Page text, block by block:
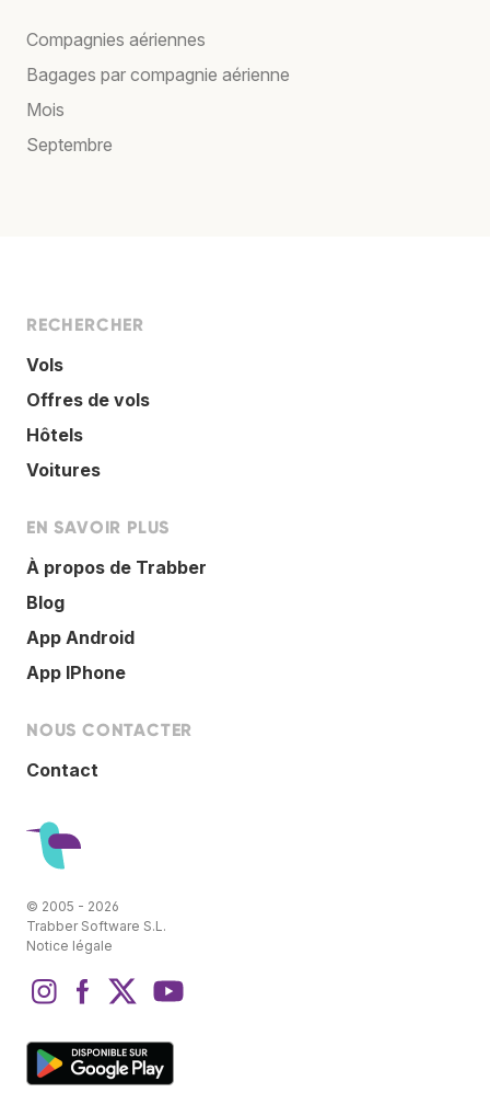
Compagnies aériennes
Bagages par compagnie aérienne
Mois
Septembre
RECHERCHER
Vols
Offres de vols
Hôtels
Voitures
EN SAVOIR PLUS
À propos de Trabber
Blog
App Android
App IPhone
NOUS CONTACTER
Contact
© 2005 - 2026
Trabber Software S.L.
Notice légale